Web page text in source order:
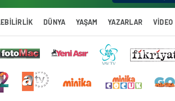
DÜNYA YAŞAM YAZARLAR VİDEO